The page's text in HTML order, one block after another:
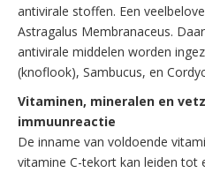
antivirale stoffen. Een
Astragalus Membranaceus.
antivirale middelen worden
(knoflook), Sambucus, en
Vitaminen, mineralen en
immuunreactie
De inname van voldoende
vitamine C-tekort kan leiden tot